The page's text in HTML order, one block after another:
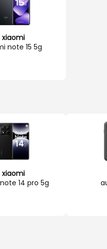
xiaomi
note 15 5g
xiaomi
14 pro 5g